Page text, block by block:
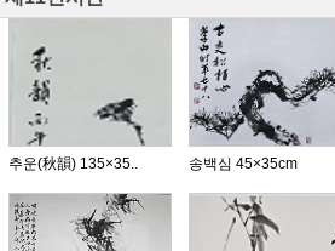
추운(秋韻) 135×35.. 송백심 45×35cm